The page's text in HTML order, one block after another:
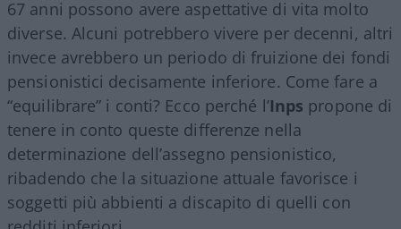
67 anni possono avere aspettative di vita molto
diverse. Alcuni potrebbero vivere per decenni, altri
invece avrebbero un periodo di fruizione dei fondi
pensionistici decisamente inferiore. Come fare a
“equilibrare” i conti? Ecco perché l’Inps propone di
tenere in conto queste differenze nella
determinazione dell’assegno pensionistico,
ribadendo che la situazione attuale favorisce i
soggetti più abbienti a discapito di quelli con